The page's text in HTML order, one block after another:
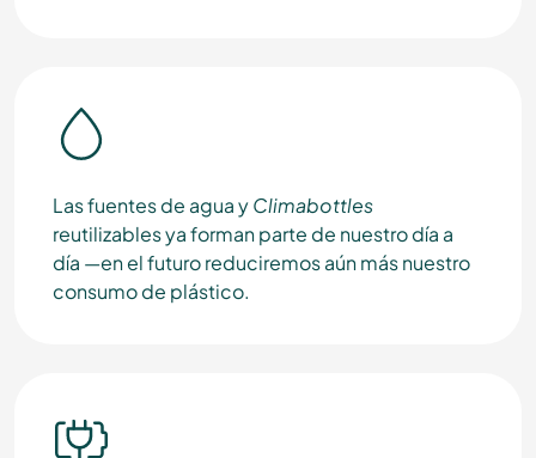
Las fuentes de agua yClimabottles
reutilizables ya forman parte de nuestro día a
día —en el futuro reduciremos aún más nuestro
consumo de plástico.